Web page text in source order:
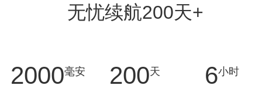
无忧续航200天+
2000毫安 200天 6小时